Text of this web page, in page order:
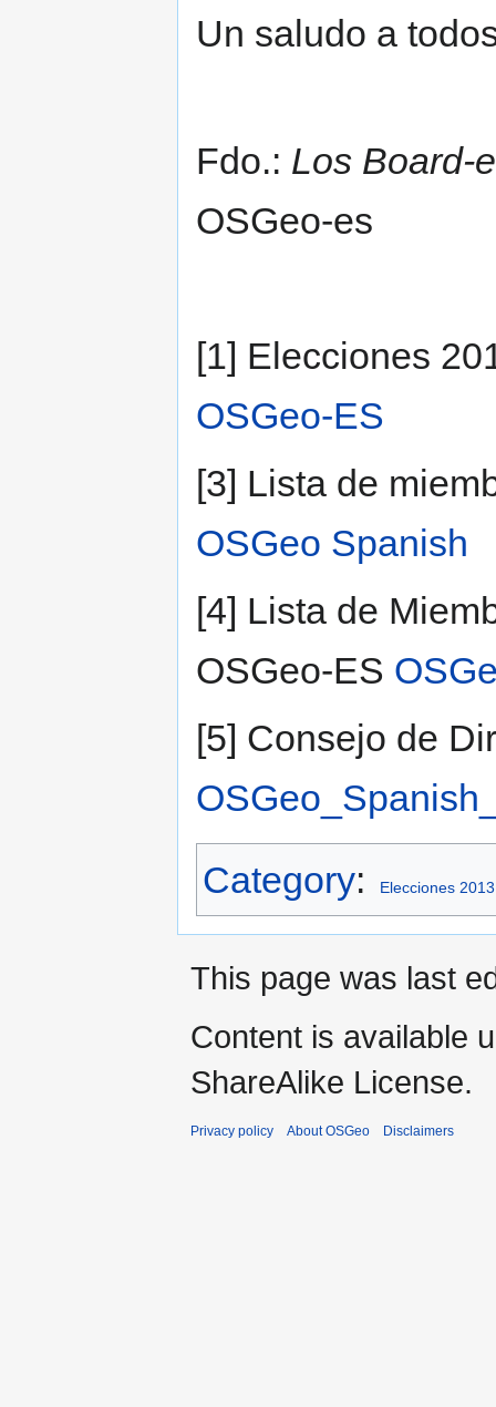
Un saludo a
Fdo.: Los Board-
OSGeo-es
[1] Elecciones
OSGeo-ES
[3] Lista de
OSGeo Spanish
[4] Lista de
OSGeo-ES
[5] Consejo de
Category: Elecciones
This page was last
Content is available
ShareAlike License.
Privacy policy About OSGeo Disclaimers